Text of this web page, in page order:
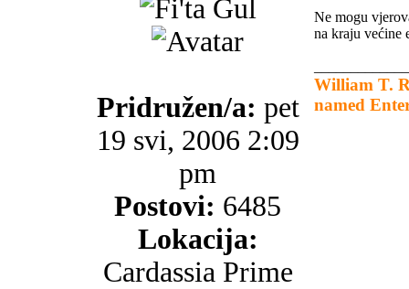
Pridružen/a: pet
19 svi, 2006 2:09
pm
Postovi: 6485
Lokacija:
Cardassia Prime
Ne mogu
na kraju većine
William T.
named